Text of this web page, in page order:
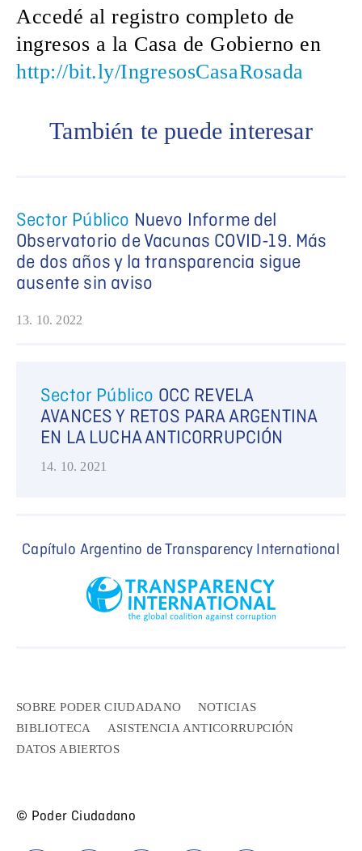
Accedé al registro completo de
ingresos a la Casa de Gobierno en
http://bit.ly/IngresosCasaRosada
También te puede interesar
Sector Público Nuevo Informe del
Observatorio de Vacunas COVID-19. Más
de dos años y la transparencia sigue
ausente sin aviso
13. 10. 2022
Sector Público OCC REVELA
AVANCES Y RETOS PARA ARGENTINA
EN LA LUCHA ANTICORRUPCIÓN
14. 10. 2021
Capítulo Argentino de Transparency International
SOBRE PODER CIUDADANO
NOTICIAS
BIBLIOTECA
ASISTENCIA ANTICORRUPCIÓN
DATOS ABIERTOS
© Poder Ciudadano